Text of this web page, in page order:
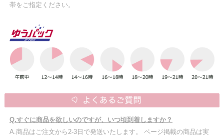
帯をご指定ください。
Q.すぐに商品を欲しいのですが、いつ頃到着しますか？
A.商品はご注文から2-3日で発送いたします。 ページ掲載の商品は実